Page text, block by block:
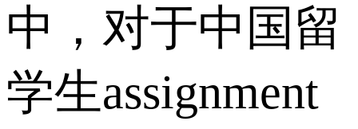
中，对于中国留
学生assignment